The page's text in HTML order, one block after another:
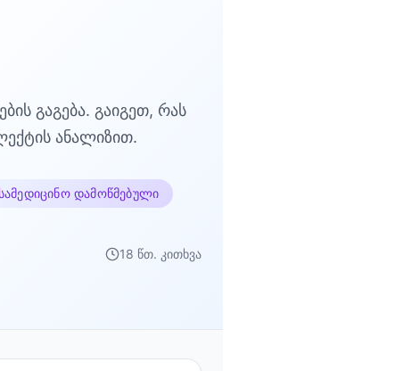
გაგება. გაიგეთ, რას
ანალიზით.
დამოწმებული
18 წთ. კითხვა